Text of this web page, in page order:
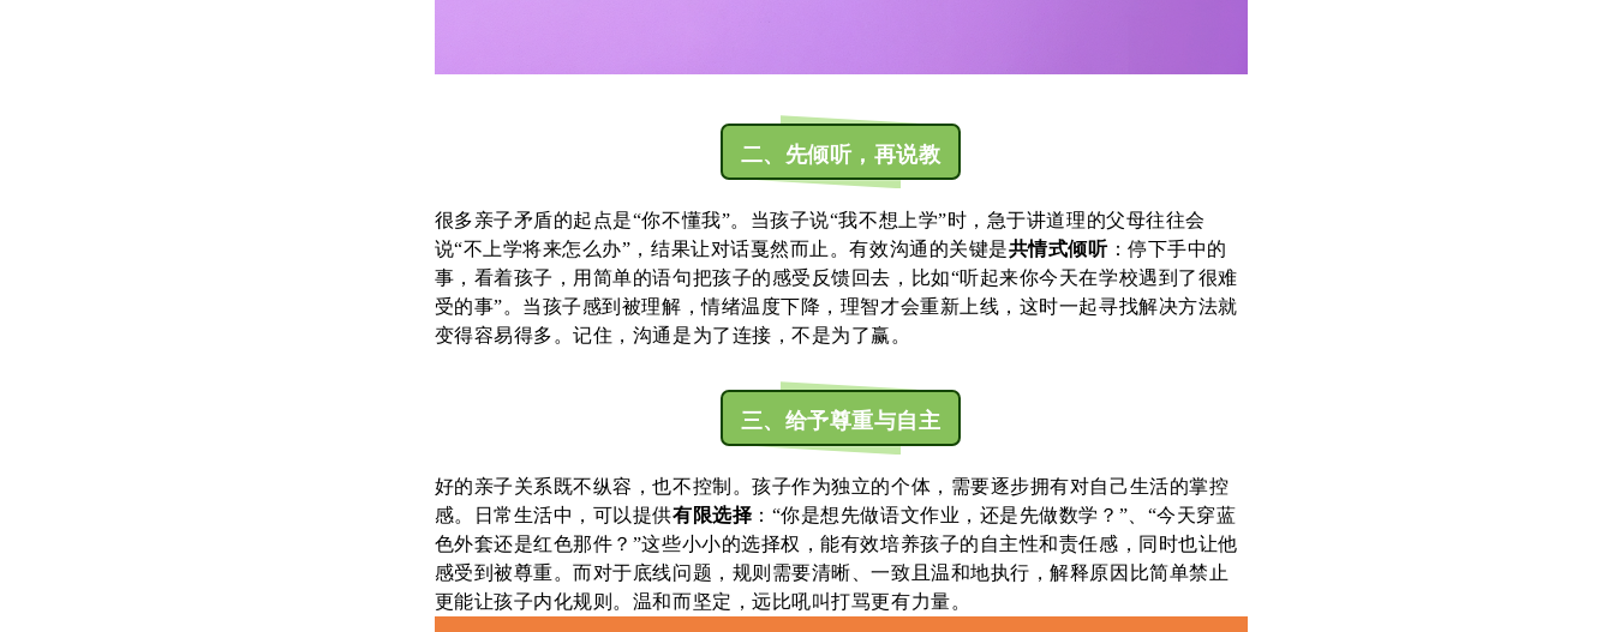
二、先倾听，再说教
很多亲子矛盾的起点是“你不懂我”。当孩子说“我不想上学”时，急于讲道理的父母往往会
说“不上学将来怎么办”，结果让对话戛然而止。有效沟通的关键是共情式倾听：停下手中的
事，看着孩子，用简单的语句把孩子的感受反馈回去，比如“听起来你今天在学校遇到了很难
受的事”。当孩子感到被理解，情绪温度下降，理智才会重新上线，这时一起寻找解决方法就
变得容易得多。记住，沟通是为了连接，不是为了赢。
三、给予尊重与自主
好的亲子关系既不纵容，也不控制。孩子作为独立的个体，需要逐步拥有对自己生活的掌控
感。日常生活中，可以提供有限选择 ：“你是想先做语文作业，还是先做数学？”、“今天穿蓝
色外套还是红色那件？”这些小小的选择权，能有效培养孩子的自主性和责任感，同时也让他
感受到被尊重。而对于底线问题，规则需要清晰、一致且温和地执行，解释原因比简单禁止
更能让孩子内化规则。温和而坚定，远比吼叫打骂更有力量。